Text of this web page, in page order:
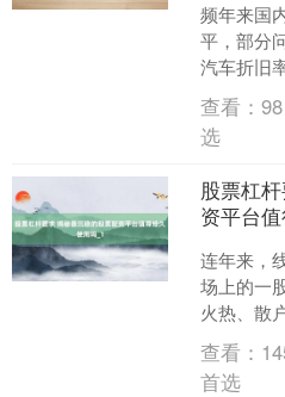
频年来国
平，部分
汽车折旧
新增需求
谋测算，
查看：98
选
股票杠
资平台
连年来，
场上的一
火热、散
念主但愿
利空间，
查看：
首选